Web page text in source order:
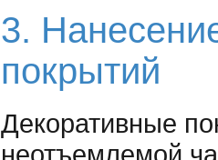
3.
покрытий
Декоративные